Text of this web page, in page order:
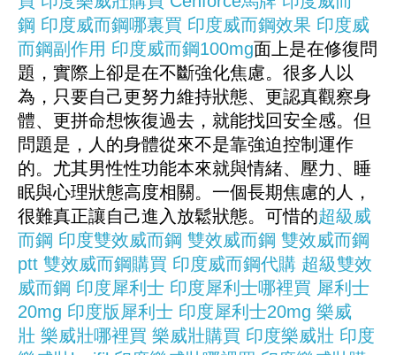
鋼 印度威而鋼哪裏買 印度威而鋼效果 印度威
而鋼副作用 印度威而鋼100mg面上是在修復問
題，實際上卻是在不斷強化焦慮。很多人以
為，只要自己更努力維持狀態、更認真觀察身
體、更拼命想恢復過去，就能找回安全感。但
問題是，人的身體從來不是靠強迫控制運作
的。尤其男性性功能本來就與情緒、壓力、睡
眠與心理狀態高度相關。一個長期焦慮的人，
很難真正讓自己進入放鬆狀態。可惜的超級威
而鋼 印度雙效威而鋼 雙效威而鋼 雙效威而鋼
ptt 雙效威而鋼購買 印度威而鋼代購 超級雙效
威而鋼 印度犀利士 印度犀利士哪裡買 犀利士
20mg 印度版犀利士 印度犀利士20mg 樂威
壯 樂威壯哪裡買 樂威壯購買 印度樂威壯 印度